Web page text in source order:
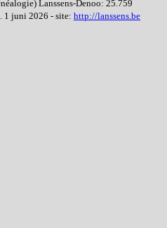
Lanssens-Denoo: 25.759
1 juni 2026 - site: http://lanssens.be